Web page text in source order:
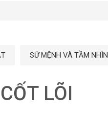
SỨ MỆNH VÀ TẦM NHÌN
LÕI